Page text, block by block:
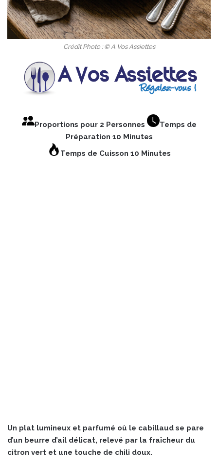
Crédit Photo : © A Vos Assiettes
Proportions pour 2 Personnes
Temps de
Préparation 10 Minutes
Temps de Cuisson 10 Minutes
Un plat lumineux et parfumé où le cabillaud se pare
d’un beurre d’ail délicat, relevé par la fraîcheur du
citron vert et une touche de chili doux.